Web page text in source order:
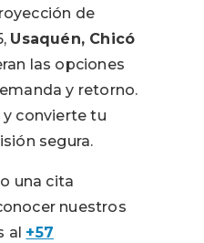
de
Usaquén, Chicó
las opciones
y retorno.
y convierte tu
segura.
una cita
nuestros
al +57